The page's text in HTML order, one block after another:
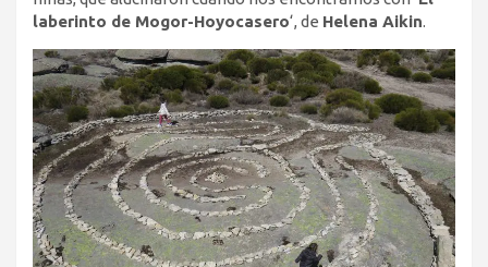
laberinto de Mogor-Hoyocasero‘, de Helena Aikin.